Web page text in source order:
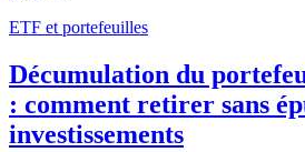
ETF et portefeuilles
Décumulation du
: comment retirer sans
investissements